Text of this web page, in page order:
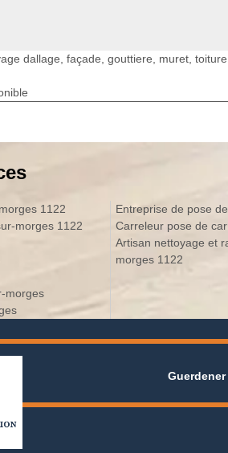
dallage, façade, gouttiere, muret,
1122
morges 1122
morges
Entreprise de pose
Carreleur pose de
Artisan nettoyage et
morges 1122